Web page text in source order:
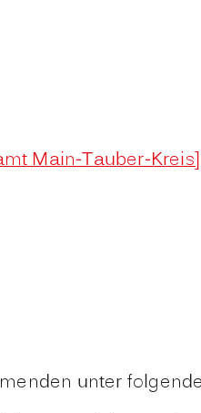
Main-Tauber-Kreis]
unter